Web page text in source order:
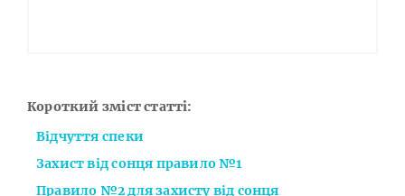
Короткий зміст статті:
Відчуття спеки
Захист від сонця правило №1
Правило №2 для захисту від сонця